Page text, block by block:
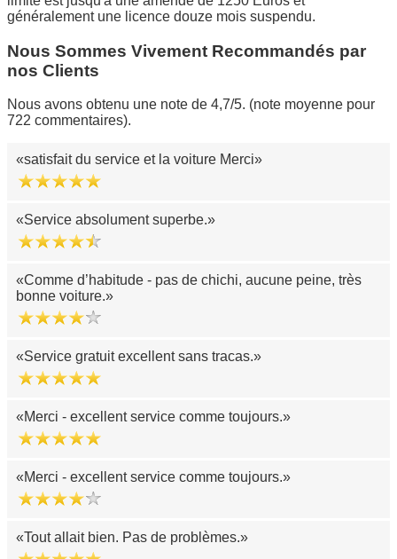
généralement une licence douze mois suspendu.
Nous Sommes Vivement Recommandés par
nos Clients
Nous avons obtenu une note de 4,7/5. (note moyenne pour
722 commentaires).
satisfait du service et la voiture Merci
Service absolument superbe.
Comme d’habitude - pas de chichi, aucune peine, très
bonne voiture.
Service gratuit excellent sans tracas.
Merci - excellent service comme toujours.
Merci - excellent service comme toujours.
Tout allait bien. Pas de problèmes.